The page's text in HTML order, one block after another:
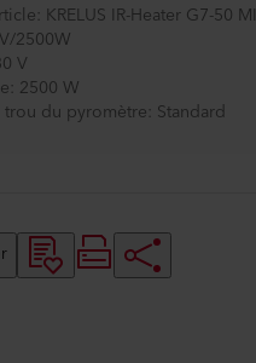
KRELUS IR-Heater G7-50
2500W
V
2500 W
du pyromètre Standard